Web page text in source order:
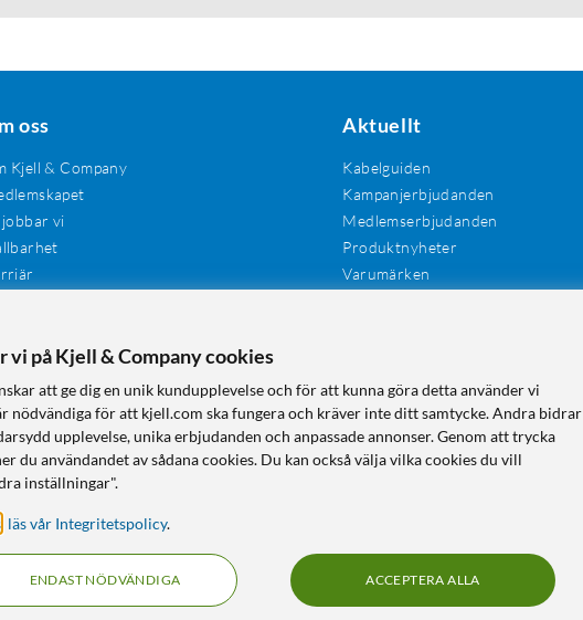
oss
Kjell & Company
jobbar vi
Aktuellt
Kabelguiden
Kampanjerbjudanden
Medlemserbjudanden
Produktnyheter
Varumärken
KUNSKAP OCH TILLBEHÖR TILL HEMELEKTRONIK
vi på Kjell & Company cookies
att ge dig en unik kundupplevelse och för att kunna göra detta använder vi
nödvändiga för att kjell.com ska fungera och kräver inte ditt samtycke. Andra bidrar
upplevelse, unika erbjudanden och anpassade annonser. Genom att trycka
du användandet av sådana cookies. Du kan också välja vilka cookies du vill
inställningar".
läs vår Integritetspolicy.
ENDAST NÖDVÄNDIGA ACCEPTERA ALLA